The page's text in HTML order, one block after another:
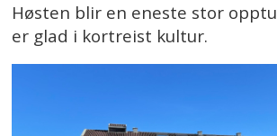
Høsten blir en eneste stor
er glad i kortreist kultur.